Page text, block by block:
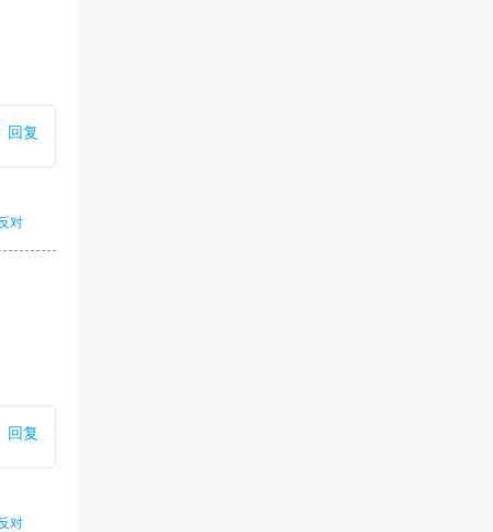
回复
对
回复
对